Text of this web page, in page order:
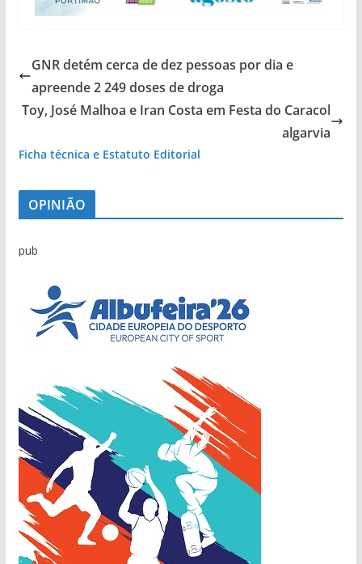
GNR detém cerca de dez pessoas por dia e
apreende 2 249 doses de droga
Toy, José Malhoa e Iran Costa em Festa do Caracol
algarvia
Ficha técnica e Estatuto Editorial
OPINIÃO
pub